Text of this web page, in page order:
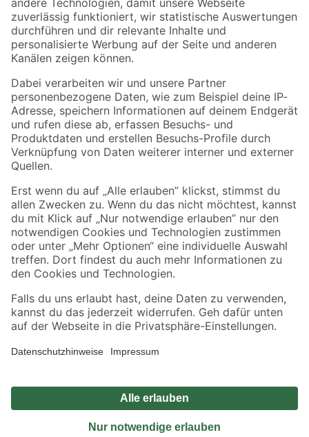
Zur Newsletter Anmeldung
Folge uns
Zahlungsarten Versandarten
Sicher einkaufen
Jetzt die toom-App herunterladen
Alle Preisangaben in EUR inkl. gesetzl. MwSt.. Die dargestellten Angebote sind unter
Umständen nicht in allen Märkten verfügbar. Die angegebenen Verfügbarkeiten beziehen
Produkte nur solange der Vorrat reicht.
*Paketversand ab 59 € versandkostenfrei, gilt nicht für Artikel mit Speditionsversand, hier
Privatsphäre Impressum
Nutzungsbedingungen
Widerrufsrecht
Vertrag widerrufen